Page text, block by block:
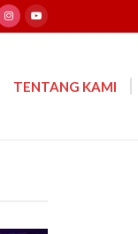
TENTANG KAMI